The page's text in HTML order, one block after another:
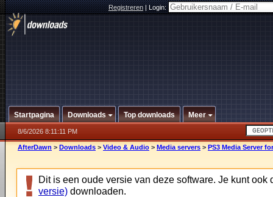
Registreren|Login:
Startpagina Downloads Top downloads Meer
8/6/2026 8:11:11 PM
AfterDawn > Downloads > Video & Audio > Media servers > PS3 Media Server
Dit is een oude versie van deze software. Je kunt ook
versie) downloaden.